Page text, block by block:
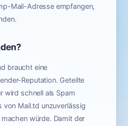
Mail-Adresse empfangen,
braucht eine
Reputation. Geteilte
wird schnell als Spam
von Mail.td unzuverlässig
würde. Damit der